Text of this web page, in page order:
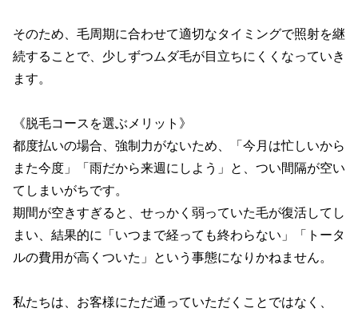
そのため、毛周期に合わせて適切なタイミングで照射を継
続することで、少しずつムダ毛が目立ちにくくなっていき
ます。
《脱毛コースを選ぶメリット》
都度払いの場合、強制力がないため、「今月は忙しいから
また今度」「雨だから来週にしよう」と、つい間隔が空い
てしまいがちです。
期間が空きすぎると、せっかく弱っていた毛が復活してし
まい、結果的に「いつまで経っても終わらない」「トータ
ルの費用が高くついた」という事態になりかねません。
私たちは、お客様にただ通っていただくことではなく、